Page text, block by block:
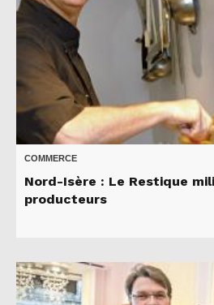
COMMERCE
Nord-Isère : Le Restique
producteurs